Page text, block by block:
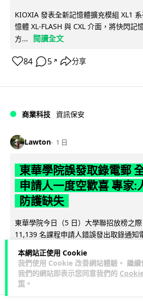
本網站正使用 Cookie
我們使用 Cookie 改善網站體驗。 繼續
我們的網站即表示您同意我們的
策 。
KIOXIA 發表全新記憶體擴充模組 XL1
憶體 XL-FLASH 與 CXL 介面，將快閃記
方...
閱讀全文
84 5 ↗ 分享
商業科技 資訊保安
Lawton 1 日
東華學院誤發取錄電郵
申請人一度空歡喜 專家:
防護缺失
東華學院今日（5 日）大學聯招放榜之
11,139 名課程申請人錯誤發出取錄通知
以為獲得學位取錄，事...
146 17 ↗ 分享